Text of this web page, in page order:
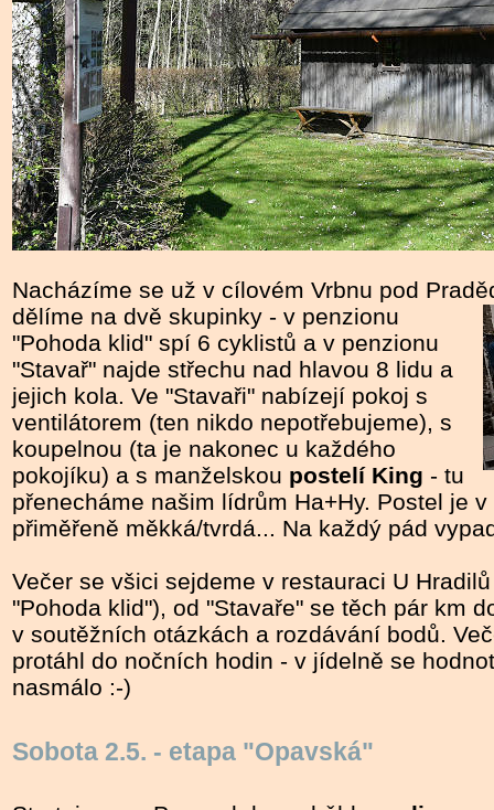
Nacházíme se už v cílovém Vrbnu pod
dělíme na dvě skupinky - v penzionu
"Pohoda klid" spí 6 cyklistů a v penzionu
"Stavař" najde střechu nad hlavou 8 lidu a
jejich kola. Ve "Stavaři" nabízejí pokoj s
ventilátorem (ten nikdo nepotřebujeme), s
koupelnou (ta je nakonec u každého
pokojíku) a s manželskou postelí King - tu
přenecháme našim lídrům Ha+Hy. Postel je
přiměřeně měkká/tvrdá... Na každý pád
Večer se všici sejdeme v restauraci U
"Pohoda klid"), od "Stavaře" se těch pár km
v soutěžních otázkách a rozdávání bodů.
protáhl do nočních hodin - v jídelně se
nasmálo :-)
Sobota 2.5. - etapa "Opavská"